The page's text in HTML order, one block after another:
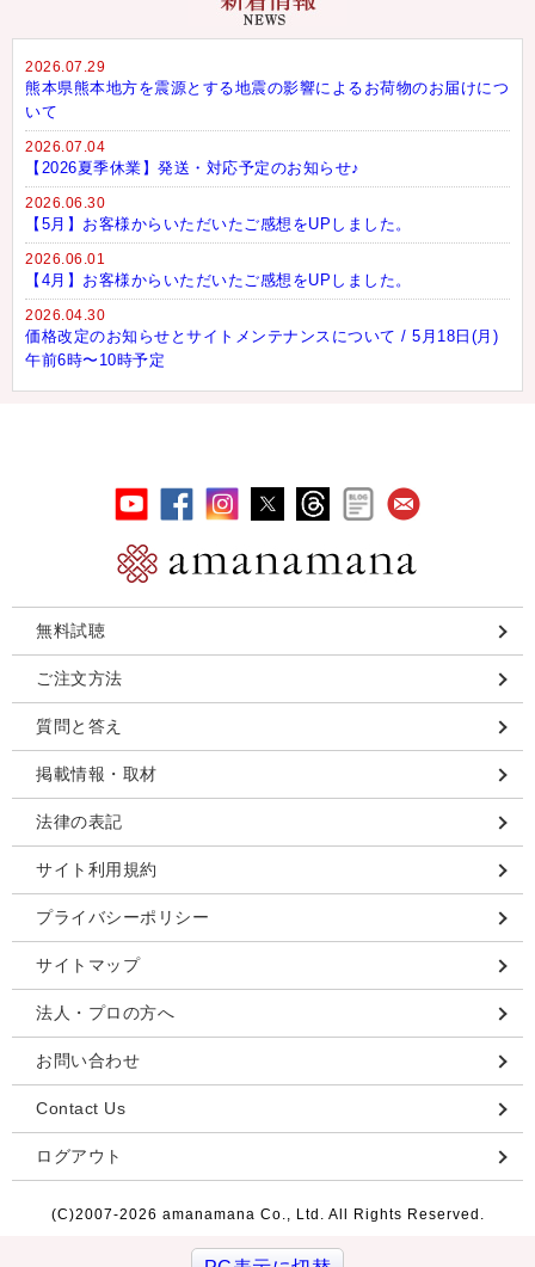
2026.07.29
熊本県熊本地方を震源とする地震の影響によるお荷物のお届けにつ
いて
2026.07.04
【2026夏季休業】発送・対応予定のお知らせ♪
2026.06.30
【5月】お客様からいただいたご感想をUPしました。
2026.06.01
【4月】お客様からいただいたご感想をUPしました。
2026.04.30
価格改定のお知らせとサイトメンテナンスについて / 5月18日(月)
午前6時〜10時予定
無料試聴
ご注文方法
質問と答え
掲載情報・取材
法律の表記
サイト利用規約
プライバシーポリシー
サイトマップ
法人・プロの方へ
お問い合わせ
Contact Us
ログアウト
(C)2007-2026 amanamana Co., Ltd. All Rights Reserved.